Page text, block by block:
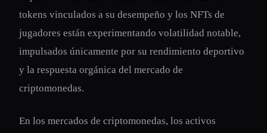
tokens vinculados a su desempeño y los NFTs de
jugadores están experimentando volatilidad notable,
impulsados únicamente por su rendimiento deportivo
y la respuesta orgánica del mercado de
criptomonedas.
En los mercados de criptomonedas, los activos